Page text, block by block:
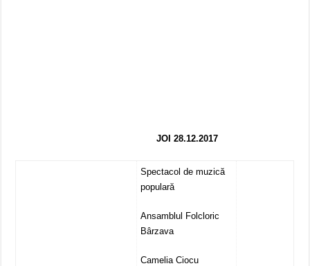
JOI 28.12.2017
Spectacol de muzică
populară
Ansamblul Folcloric
Bârzava
Camelia Ciocu